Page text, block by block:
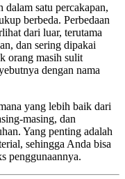
satu percakapan,
berbeda. Perbedaan
dari luar, terutama
dan sering dipakai
orang masih sulit
dengan nama
yang lebih baik dari
masing, dan
Yang penting adalah
sehingga Anda bisa
penggunaannya.